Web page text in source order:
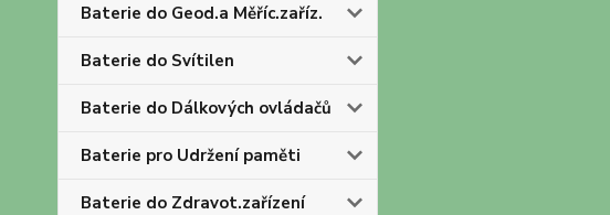
Baterie do Geod.a Měříc.zaříz.
Baterie do Svítilen
Baterie do Dálkových ovládačů
Baterie pro Udržení paměti
Baterie do Zdravot.zařízení